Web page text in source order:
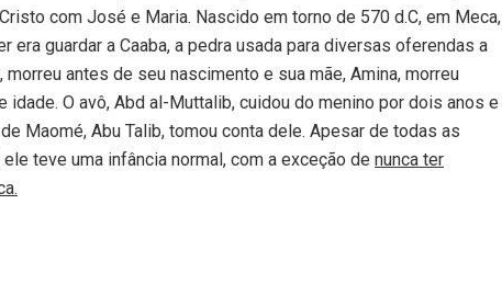
com José e Maria. Nascido em torno de 570 d.C, em Meca,
era guardar a Caaba, a pedra usada para diversas oferendas a
antes de seu nascimento e sua mãe, Amina, morreu
O avô, Abd al-Muttalib, cuidou do menino por dois anos e
Maomé, Abu Talib, tomou conta dele. Apesar de todas as
teve uma infância normal, com a exceção de nunca ter